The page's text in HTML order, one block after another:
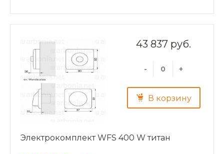
43 837 руб.
- +
В корзину
Электрокомплект WFS 400 W титан